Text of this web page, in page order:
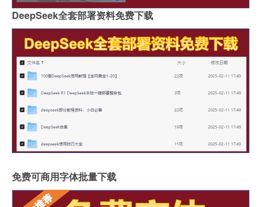
DeepSeek全套部署资料免费下载
免费可商用字体批量下载